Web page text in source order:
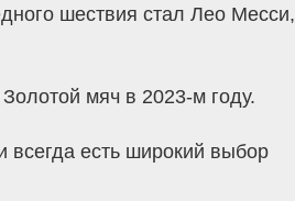
шествия стал Лео Месси,
мяч в 2023-м году.
всегда есть широкий выбор